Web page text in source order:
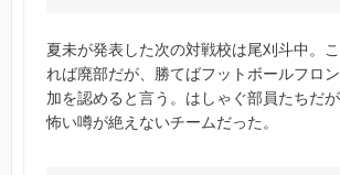
夏未が発表した次の対戦校は尾刈斗中。
れば廃部だが、勝てばフットボールフロ
加を認めると言う。はしゃぐ部員たちだ
怖い噂が絶えないチームだった。